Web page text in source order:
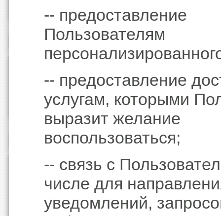
-- предоставление
Пользователям
-- предоставление
услугам, которыми
выразит желание
воспользоваться;
-- связь с
числе для
уведомлений,